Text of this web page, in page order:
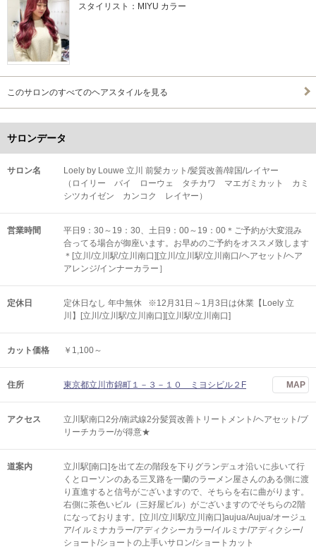
スタイリスト：MIYU カラー
このサロンのすべてのヘアスタイルを見る
サロンデータ
サロン名
Loely by Louwe 立川 前髪カット/髪質改善/韓国/レイヤー
（ロイリー バイ ローウェ タチカワ マエガミカット カミ
シツカイゼン カンコク レイヤー）
営業時間
平日9：30～19：30、土日9：00～19：00＊ご予約が大変混み
合ってる場合が御座います。お早めのご予約をオススメ致します
＊[立川/立川駅/立川南口][立川/立川駅/立川南口/ヘアセット/ヘア
アレンジ/インナーカラー］
定休日
定休日なし 年中無休 ※12月31日～1月3日は休業【Loely 立
川】[立川/立川駅/立川南口][立川駅/立川南口]
カット価格 ￥1,100～
住所 東京都立川市錦町１－３－１０ ミヨシビル２F MAP
アクセス
立川駅南口2分/南武線2分髪質改善トリートメント/ヘアセット/ブ
リーチカラー/が得意★
道案内
立川駅[南口]を出て左の階段を下りグランデュオ沿いに歩いて行
くとローソンのある三叉路を一蘭のラーメン屋さんのある側に渡
り直進すると信号がございますので、そちらを右に曲がります。
右側に茶色いビル（三好屋ビル）がございますのでそちらの2階
になっております。[立川/立川駅/立川南口]aujua/Aujua/オージュ
ア/イルミナカラー/アディクシーカラー/イルミナ/アディクシー/
ショート/ショートの上手いサロン/ショートカット